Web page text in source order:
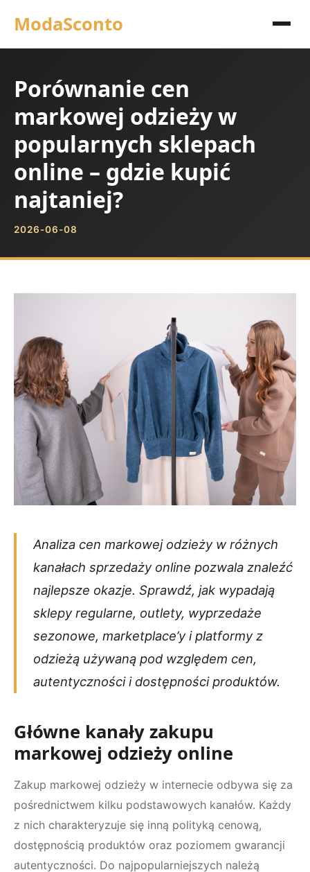
ModaSconto
Porównanie cen
markowej odzieży w
popularnych sklepach
online – gdzie kupić
najtaniej?
2026-06-08
Analiza cen markowej odzieży w różnych
kanałach sprzedaży online pozwala znaleźć
najlepsze okazje. Sprawdź, jak wypadają
sklepy regularne, outlety, wyprzedaże
sezonowe, marketplace’y i platformy z
odzieżą używaną pod względem cen,
autentyczności i dostępności produktów.
Główne kanały zakupu
markowej odzieży online
Zakup markowej odzieży w internecie odbywa się za
pośrednictwem kilku podstawowych kanałów. Każdy
z nich charakteryzuje się inną polityką cenową,
dostępnością produktów oraz poziomem gwarancji
autentyczności. Do najpopularniejszych należą